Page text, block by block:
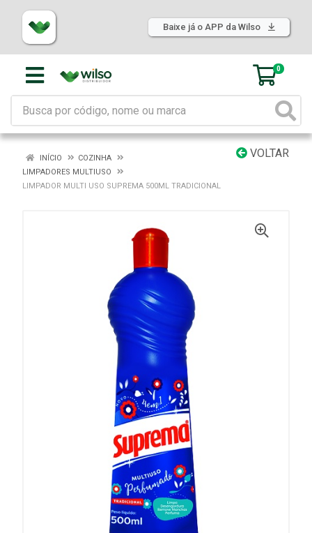
Baixe já o APP da Wilso
0
VOLTAR
INÍCIO
COZINHA
LIMPADORES MULTIUSO
LIMPADOR MULTI USO SUPREMA 500ML TRADICIONAL